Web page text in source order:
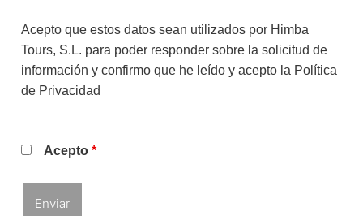
Acepto que estos datos sean utilizados por Himba
Tours, S.L. para poder responder sobre la solicitud de
información y confirmo que he leído y acepto la Política
de Privacidad
Acepto *